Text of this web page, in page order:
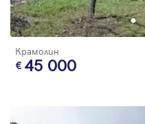
Крамолин
45 000